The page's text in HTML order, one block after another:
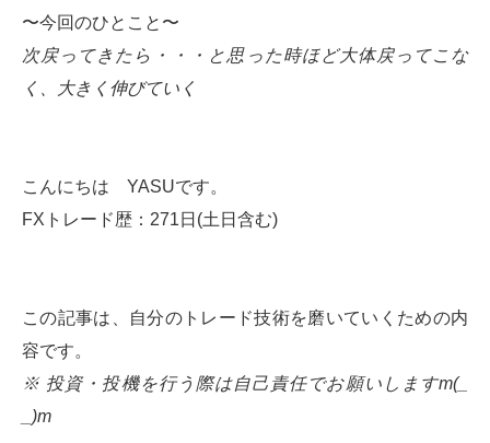
〜今回のひとこと〜
次戻ってきたら・・・と思った時ほど大体戻ってこな
く、大きく伸びていく
こんにちは YASUです。
FXトレード歴：271日(土日含む)
この記事は、自分のトレード技術を磨いていくための内
容です。
※ 投資・投機を行う際は自己責任でお願いしますm(_
_)m